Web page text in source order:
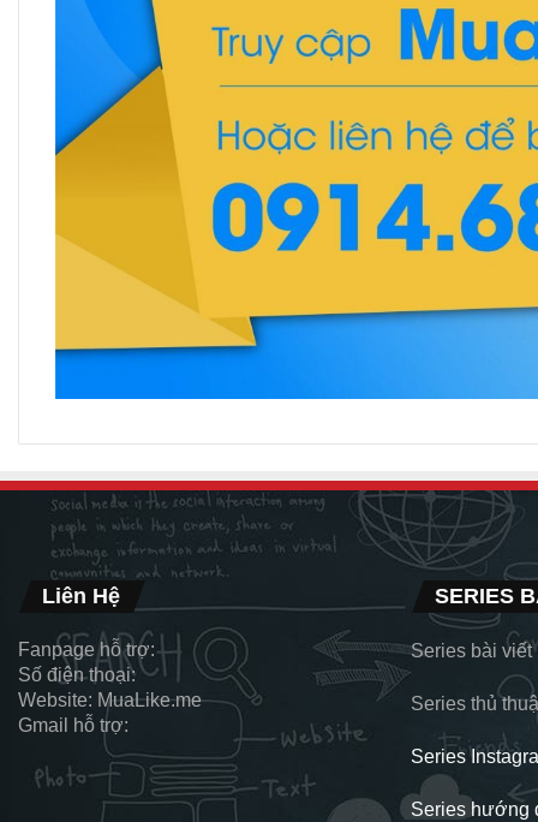
Liên Hệ
Fanpage hỗ trợ:
Số điện thoại:
Website: MuaLike.me
Gmail hỗ trợ:
SERIES
Series bài viết
Series thủ
Series
Series hướng